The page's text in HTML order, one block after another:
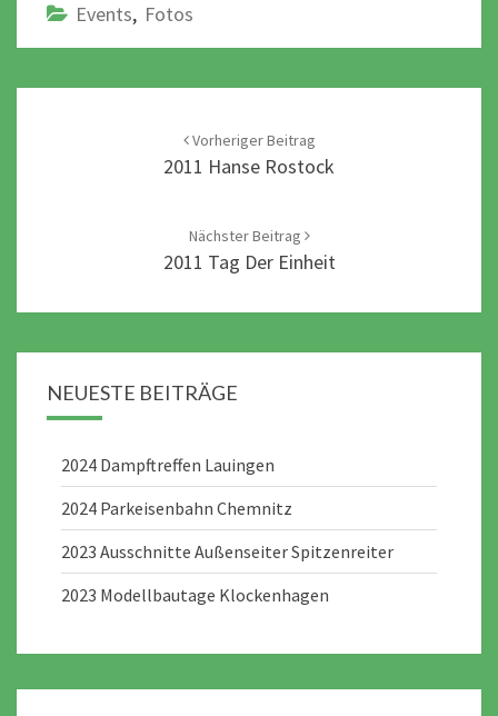
Events, Fotos
Vorheriger Beitrag
2011 Hanse Rostock
Nächster Beitrag
2011 Tag Der Einheit
NEUESTE BEITRÄGE
2024 Dampftreffen Lauingen
2024 Parkeisenbahn Chemnitz
2023 Ausschnitte Außenseiter Spitzenreiter
2023 Modellbautage Klockenhagen